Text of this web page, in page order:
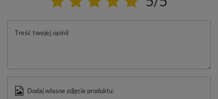
Treść twojej opinii
Dodaj własne zdjęcie produktu: